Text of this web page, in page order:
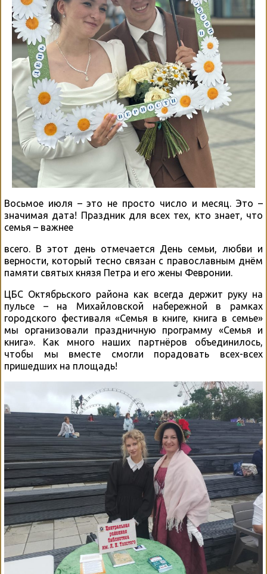
Восьмое июля – это не просто число и месяц. Это –
значимая дата! Праздник для всех тех, кто знает, что
семья – важнее
всего. В этот день отмечается День семьи, любви и
верности, который тесно связан с православным днём
памяти святых князя Петра и его жены Февронии.
ЦБС Октябрьского района как всегда держит руку на
пульсе – на Михайловской набережной в рамках
городского фестиваля «Семья в книге, книга в семье»
мы организовали праздничную программу «Семья и
книга». Как много наших партнёров объединилось,
чтобы мы вместе смогли порадовать всех-всех
пришедших на площадь!